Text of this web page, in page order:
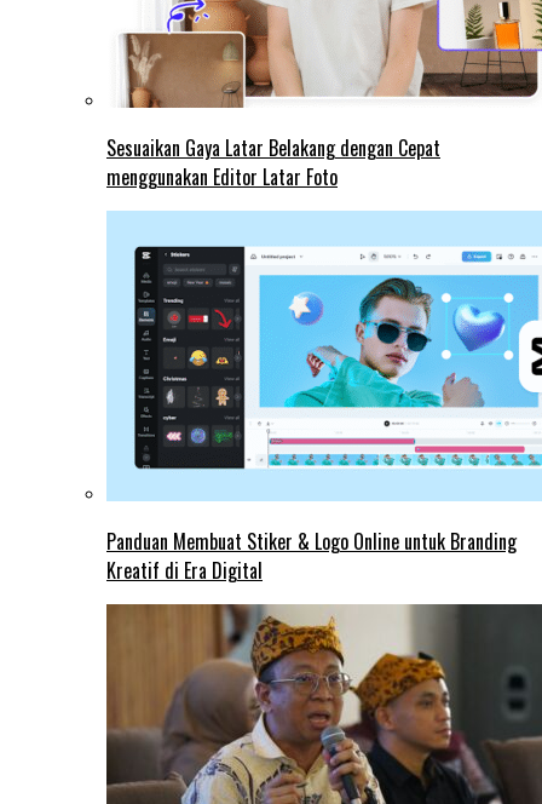
Sesuaikan Gaya Latar Belakang dengan Cepat
menggunakan Editor Latar Foto
Panduan Membuat Stiker & Logo Online untuk Branding
Kreatif di Era Digital